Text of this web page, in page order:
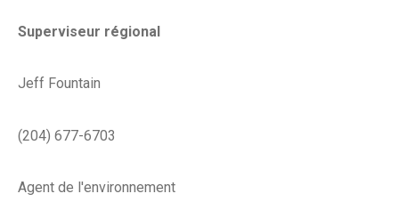
Superviseur régional
Jeff Fountain
(204) 677-6703
Agent de l'environnement